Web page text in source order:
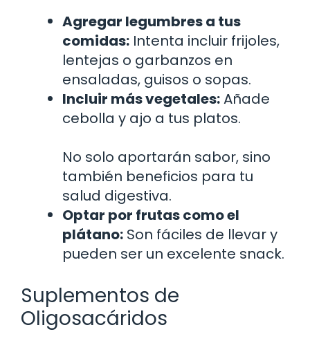
Agregar legumbres a tus
comidas: Intenta incluir frijoles,
lentejas o garbanzos en
ensaladas, guisos o sopas.
Incluir más vegetales:Añade
cebolla y ajo a tus platos.
No solo aportarán sabor, sino
también beneficios para tu
salud digestiva.
Optar por frutas como el
plátano: Son fáciles de llevar y
pueden ser un excelente snack.
Suplementos de
Oligosacáridos